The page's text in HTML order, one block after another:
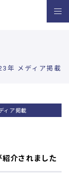
年 メディア掲載
ィア掲載
紹介されました